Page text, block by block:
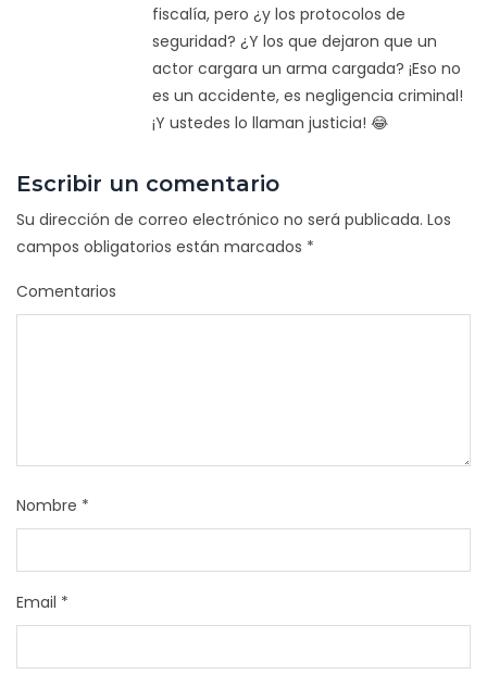
fiscalía, pero ¿y los protocolos de
seguridad? ¿Y los que dejaron que un
actor cargara un arma cargada? ¡Eso no
es un accidente, es negligencia criminal!
¡Y ustedes lo llaman justicia! 😂
Escribir un comentario
Su dirección de correo electrónico no será publicada. Los
campos obligatorios están marcados *
Comentarios
Nombre *
Email *